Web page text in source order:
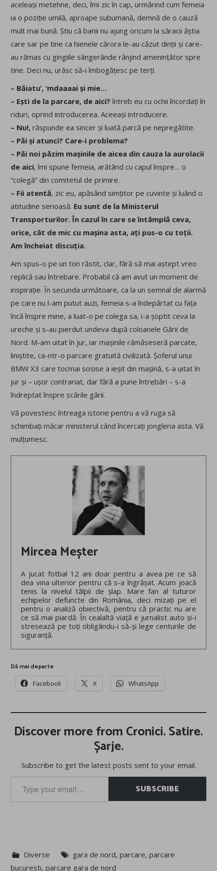
aceleași metehne, deci, îmi zic în cap, urmărind cum femeia
ia o poziție umilă, aproape subumană, demnă de o cauză
mult mai bună. Știu că banii nu ajung oricum la săracii ăștia
care sar pe tine ca hienele cărora le-au căzut dinții și care-
au rămas cu gingiile sângerânde rânjind amenințător spre
tine. Deci nu, urăsc să-i îmbogățesc pe terți.
– Băiatu’, ‘mdaaaai și mie…
– Ești de la parcare, de aici? întreb eu cu ochii încordați în
riduri, oprind introducerea. Aceeași introducere.
– Nu!, răspunde ea sincer și luată parcă pe nepregătite.
– Păi și atunci? Care-i problema?
– Păi noi păzim mașinile de aicea din cauza la aurolacii
de aici, îmi spune femeia, arătând cu capul înspre… o
“colegă” din comitetul de primire.
– Fii atentă, zic eu, apăsând simțitor pe cuvinte și luând o
atitudine serioasă. Eu sunt de la Ministerul
Transporturilor. În cazul în care se întâmplă ceva,
orice, cât de mic cu mașina asta, ați pus-o cu toții.
Am încheiat discuția.
Am spus-o pe un ton răstit, clar, fără să mai aștept vreo
replică sau întrebare. Probabil că am avut un moment de
inspirație. În secunda următoare, ca la un semnal de alarmă
pe care nu l-am putut auzi, femeia s-a îndepărtat cu fața
încă înspre mine, a luat-o pe colega sa, i-a șoptit ceva la
ureche și s-au pierdut undeva după coloanele Gării de
Nord. M-am uitat în jur, iar mașinile rămăseseră parcate,
liniștite, ca-ntr-o parcare gratuită civilizată. Șoferul unui
BMW X3 care tocmai sosise a ieșit din mașină, s-a uitat în
jur și – ușor contrariat, dar fără a pune întrebări – s-a
îndreptat înspre scările gării.
Vă povestesc întreaga istorie pentru a vă ruga să
schimbați măcar ministerul când încercați jongleria asta. Vă
mulțumesc.
Mircea Meșter
A jucat fotbal 12 ani doar pentru a avea pe ce să
dea vina ulterior pentru că s-a îngrășat. Acum joacă
tenis la nivelul tălpii de șlap. Mare fan al tuturor
echipelor defuncte din România, deci mizați pe el
pentru o analiză obiectivă, pentru că practic nu are
ce să mai piardă. În cealaltă viață e jurnalist auto și-i
stresează pe toți obligându-i să-și lege centurile de
siguranță.
Dă mai departe
Facebook X WhatsApp
Discover more from Cronici. Satire.
Șarje.
Subscribe to get the latest posts sent to your email.
your
email…
SUBSCRIBE
Diverse gara de nord,parcare,parcare
bucuresti,parcare gara de nord